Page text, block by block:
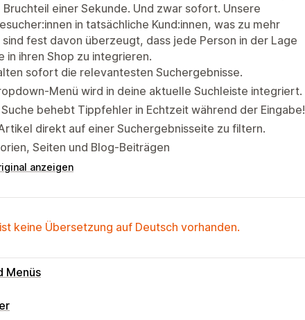
einer Sekunde. Und zwar sofort. Unsere
in tatsächliche Kund:innen, was zu mehr
fest davon überzeugt, dass jede Person in der Lage
ihren Shop zu integrieren.
sofort die relevantesten Suchergebnisse.
Menü wird in deine aktuelle Suchleiste integriert.
behebt Tippfehler in Echtzeit während der Eingabe!
direkt auf einer Suchergebnisseite zu filtern.
Seiten und Blog-Beiträgen
anzeigen
keine Übersetzung auf Deutsch vorhanden.
Menüs